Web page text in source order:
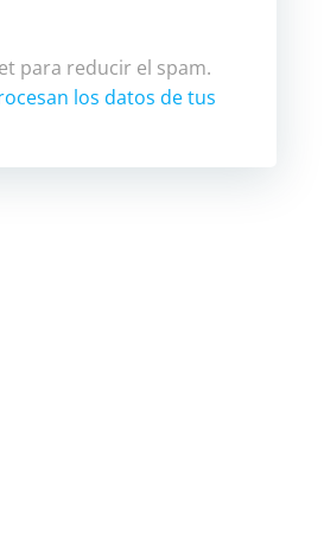
para reducir el spam.
los datos de tus